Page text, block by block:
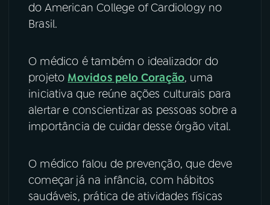
do American College of Cardiology no
Brasil.
O médico é também o idealizador do
projeto Movidos pelo Coração, uma
iniciativa que reúne ações culturais para
alertar e conscientizar as pessoas sobre a
importância de cuidar desse órgão vital.
O médico falou de prevenção, que deve
começar já na infância, com hábitos
saudáveis, prática de atividades físicas